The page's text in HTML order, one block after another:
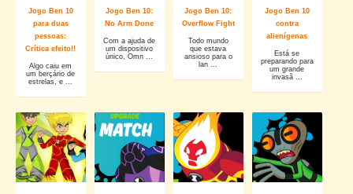
Jogo Ben 10
para duas
pessoas:
Crítica efeito!!
Algo caiu em
um berçário de
estrelas, e ...
Jogo Ben 10:
No Arm Done
Com a ajuda de
um dispositivo
único, Omn ...
Jogo Ben 10:
Overflow Fight
Todo mundo
que estava
ansioso para o
lan ...
Jogo Ben 10
contra
alienígenas
Está se
preparando para
um grande
invasã ...